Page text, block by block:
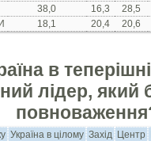
38,0 16,3
28,5
18,1 20,4 20,6
в
лідер, який
Україна в цілому Захід Центр